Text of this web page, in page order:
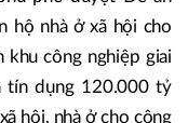
mắc trong triển
trên địa bàn.
hiện các nhiệm vụ
338/QĐ-TTg ngày